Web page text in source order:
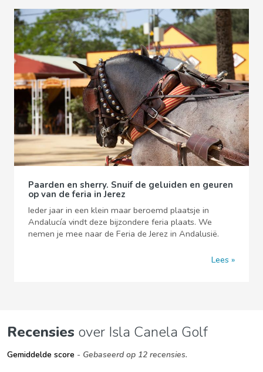
Paarden en sherry. Snuif de geluiden en geuren
op van de feria in Jerez
Ieder jaar in een klein maar beroemd plaatsje in
Andalucía vindt deze bijzondere feria plaats. We
nemen je mee naar de Feria de Jerez in Andalusië.
Lees
Recensies over Isla Canela Golf
Gemiddelde score - Gebaseerd op 12 recensies.